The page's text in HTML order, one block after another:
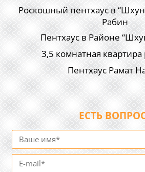
Роскошный пентхаус в
Рабин
Пентхаус в Районе
3,5 комнатная квартира
Пентхаус Рамат
ЕСТЬ